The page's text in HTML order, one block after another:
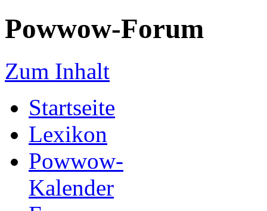
Powwow-Forum
Zum Inhalt
Startseite
Lexikon
Powwow-
Kalender